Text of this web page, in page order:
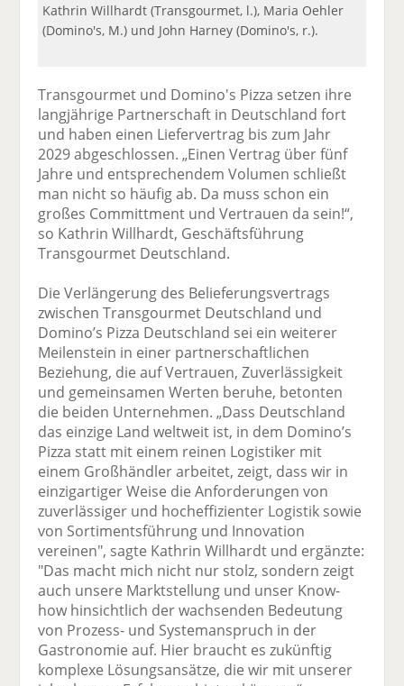
Kathrin Willhardt (Transgourmet, l.), Maria Oehler
(Domino's, M.) und John Harney (Domino's, r.).
Transgourmet und Domino's Pizza setzen ihre
langjährige Partnerschaft in Deutschland fort
und haben einen Liefervertrag bis zum Jahr
2029 abgeschlossen. „Einen Vertrag über fünf
Jahre und entsprechendem Volumen schließt
man nicht so häufig ab. Da muss schon ein
großes Committment und Vertrauen da sein!“,
so Kathrin Willhardt, Geschäftsführung
Transgourmet Deutschland.
Die Verlängerung des Belieferungsvertrags
zwischen Transgourmet Deutschland und
Domino’s Pizza Deutschland sei ein weiterer
Meilenstein in einer partnerschaftlichen
Beziehung, die auf Vertrauen, Zuverlässigkeit
und gemeinsamen Werten beruhe, betonten
die beiden Unternehmen. „Dass Deutschland
das einzige Land weltweit ist, in dem Domino’s
Pizza statt mit einem reinen Logistiker mit
einem Großhändler arbeitet, zeigt, dass wir in
einzigartiger Weise die Anforderungen von
zuverlässiger und hocheffizienter Logistik sowie
von Sortimentsführung und Innovation
vereinen", sagte Kathrin Willhardt und ergänzte:
"Das macht mich nicht nur stolz, sondern zeigt
auch unsere Marktstellung und unser Know-
how hinsichtlich der wachsenden Bedeutung
von Prozess- und Systemanspruch in der
Gastronomie auf. Hier braucht es zukünftig
komplexe Lösungsansätze, die wir mit unserer